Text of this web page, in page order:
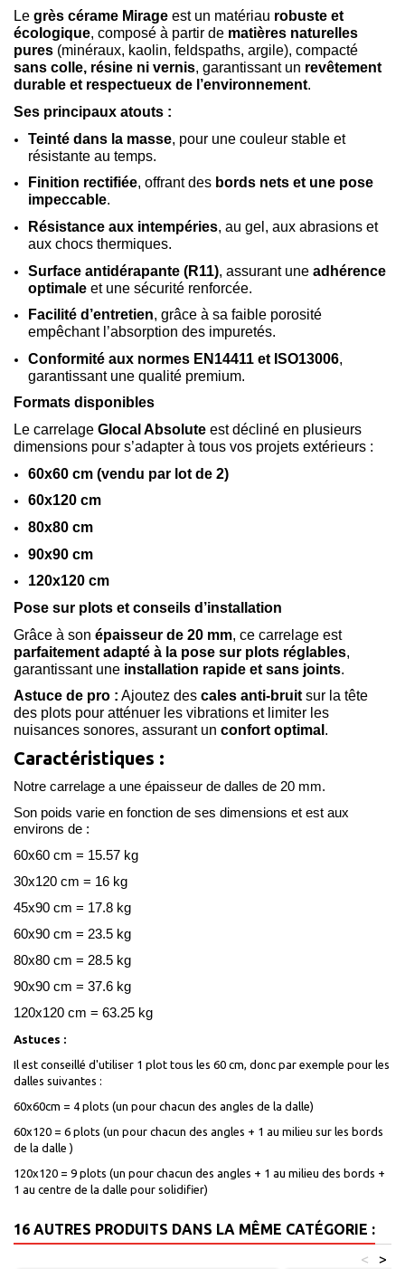
Le grès cérame Mirage est un matériau robuste et
écologique, composé à partir de matières naturelles
pures (minéraux, kaolin, feldspaths, argile), compacté
sans colle, résine ni vernis, garantissant un revêtement
durable et respectueux de l’environnement.
Ses principaux atouts :
Teinté dans la masse, pour une couleur stable et
résistante au temps.
Finition rectifiée, offrant des bords nets et une pose
impeccable.
Résistance aux intempéries, au gel, aux abrasions et
aux chocs thermiques.
Surface antidérapante (R11), assurant une adhérence
optimale et une sécurité renforcée.
Facilité d’entretien, grâce à sa faible porosité
empêchant l’absorption des impuretés.
Conformité aux normes EN14411 et ISO13006,
garantissant une qualité premium.
Formats disponibles
Le carrelage Glocal Absolute est décliné en plusieurs
dimensions pour s’adapter à tous vos projets extérieurs :
60x60 cm (vendu par lot de 2)
60x120 cm
80x80 cm
90x90 cm
120x120 cm
Pose sur plots et conseils d’installation
Grâce à son épaisseur de 20 mm, ce carrelage est
parfaitement adapté à la pose sur plots réglables,
garantissant une installation rapide et sans joints.
Astuce de pro : Ajoutez des cales anti-bruit sur la tête
des plots pour atténuer les vibrations et limiter les
nuisances sonores, assurant un confort optimal .
Caractéristiques :
Notre carrelage a une épaisseur de dalles de 20 mm.
Son poids varie en fonction de ses dimensions et est aux
environs de :
60x60 cm = 15.57 kg
30x120 cm = 16 kg
45x90 cm = 17.8 kg
60x90 cm = 23.5 kg
80x80 cm = 28.5 kg
90x90 cm = 37.6 kg
120x120 cm = 63.25 kg
Astuces :
Il est conseillé d'utiliser 1 plot tous les 60 cm, donc par exemple pour les
dalles suivantes :
60x60cm = 4 plots (un pour chacun des angles de la dalle)
60x120 = 6 plots (un pour chacun des angles + 1 au milieu sur les bords
de la dalle )
120x120 = 9 plots (un pour chacun des angles + 1 au milieu des bords +
1 au centre de la dalle pour solidifier)
16 AUTRES PRODUITS DANS LA MÊME CATÉGORIE :
>
<